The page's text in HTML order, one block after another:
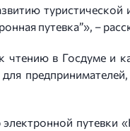
туристической
путевка”», –
чтению в Госдуме и
путевки